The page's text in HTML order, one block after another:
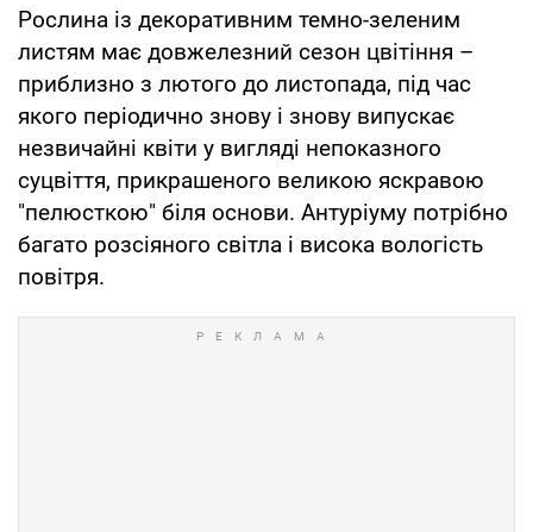
Рослина із декоративним темно-зеленим
листям має довжелезний сезон цвітіння –
приблизно з лютого до листопада, під час
якого періодично знову і знову випускає
незвичайні квіти у вигляді непоказного
суцвіття, прикрашеного великою яскравою
"пелюсткою" біля основи. Антуріуму потрібно
багато розсіяного світла і висока вологість
повітря.